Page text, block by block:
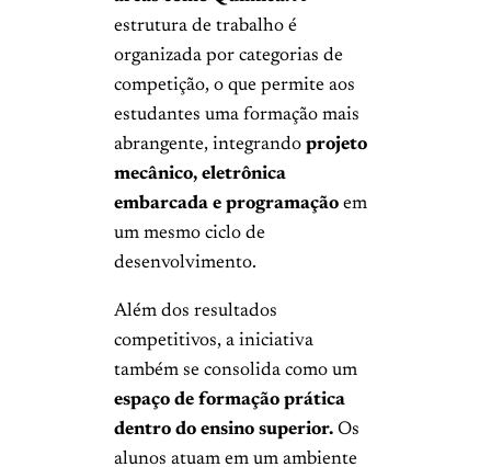
estrutura de trabalho é
organizada por categorias de
competição, o que permite aos
estudantes uma formação mais
abrangente, integrando projeto
mecânico, eletrônica
embarcada e programação em
um mesmo ciclo de
desenvolvimento.
Além dos resultados
competitivos, a iniciativa
também se consolida como um
espaço de formação prática
dentro do ensino superior. Os
alunos atuam em um ambiente